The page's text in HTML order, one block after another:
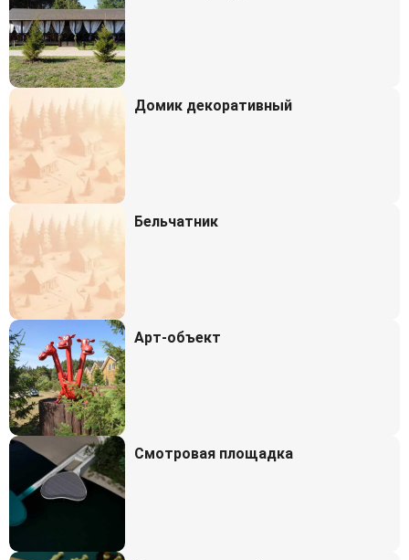
Домик декоративный
Бельчатник
Арт-объект
Смотровая площадка